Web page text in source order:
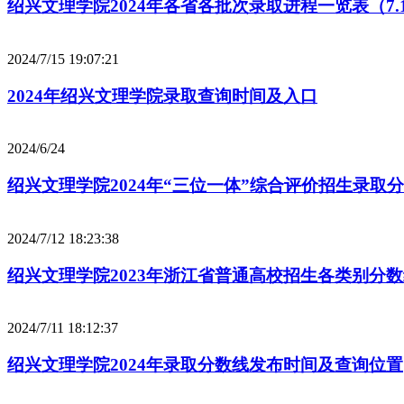
绍兴文理学院2024年各省各批次录取进程一览表（
2024/7/15 19:07:21
2024年绍兴文理学院录取查询时间及入口
2024/6/24
绍兴文理学院2024年“三位一体”综合评价招生录取
2024/7/12 18:23:38
绍兴文理学院2023年浙江省普通高校招生各类别分
2024/7/11 18:12:37
绍兴文理学院2024年录取分数线发布时间及查询位置